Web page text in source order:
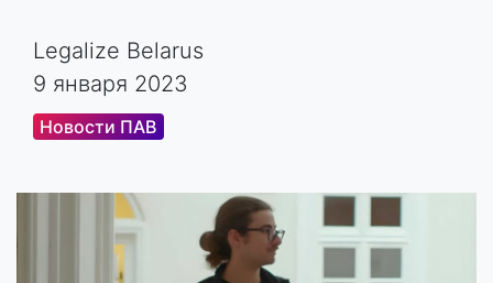
Legalize Belarus
9 января 2023
Новости ПАВ